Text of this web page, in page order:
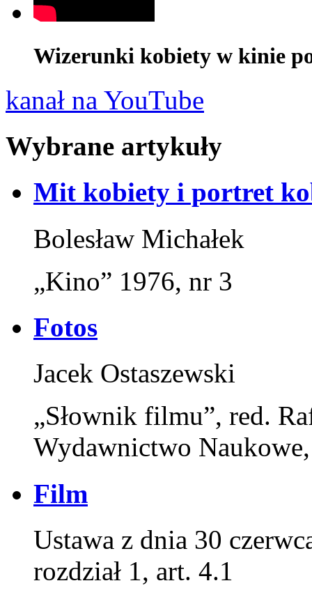
Wizerunki kobiety w kinie
kanał na YouTube
Wybrane artykuły
Mit kobiety i portret
Bolesław Michałek
„Kino” 1976, nr 3
Fotos
Jacek Ostaszewski
„Słownik filmu”, red.
Wydawnictwo
Film
Ustawa z dnia 30
rozdział 1, art. 4.1